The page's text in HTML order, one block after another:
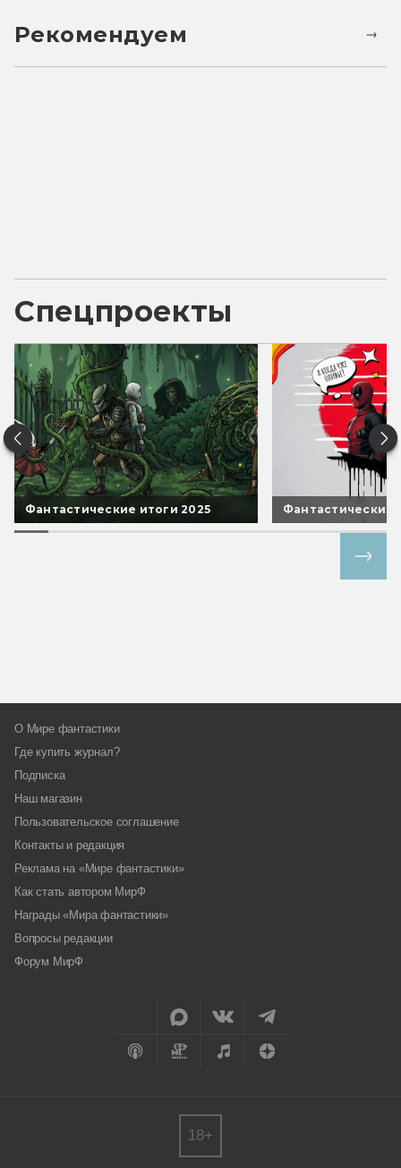
Рекомендуем
Спецпроекты
Фантастические итоги 2025 Фантастические
О Мире фантастики
Где купить журнал?
Подписка
Наш магазин
Пользовательское соглашение
Контакты и редакция
Реклама на «Мире фантастики»
Как стать автором МирФ
Награды «Мира фантастики»
Вопросы редакции
Форум МирФ
18+